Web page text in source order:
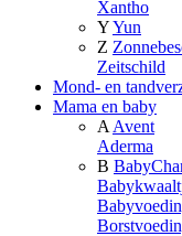
Xantho
YYun
Z
Zeitschild
Mond- en
Mama en baby
A Avent
Aderma
B